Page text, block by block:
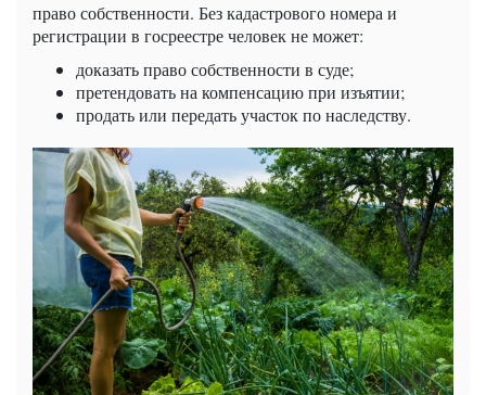
право собственности. Без кадастрового номера и
регистрации в госреестре человек не может:
доказать право собственности в суде;
претендовать на компенсацию при изъятии;
продать или передать участок по наследству.